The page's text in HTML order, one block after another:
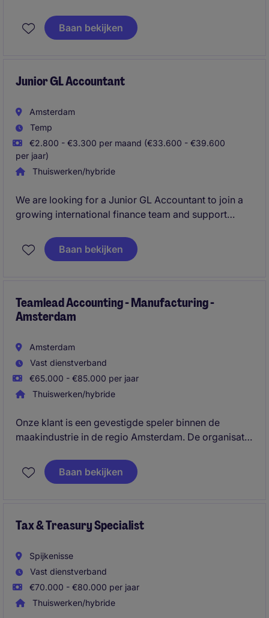
productieomgeving. Je zorgt voor een nauwkeurige
verwerking van inkomstenstromen en ondersteunt bij
Baan bekijken
Junior GL Accountant
Amsterdam
Temp
€2.800 - €3.300 per maand (€33.600 - €39.600
per jaar)
Thuiswerken/hybride
We are looking for a Junior GL Accountant to join a
growing international finance team and support
entities. This is an excellent opportunity for an
ambitious accounting professional with 1-3 years of
in a dynamic multinational environment.
Baan bekijken
Teamlead Accounting - Manufacturing -
Amsterdam
Amsterdam
Vast dienstverband
€65.000 - €85.000 per jaar
Thuiswerken/hybride
Onze klant is een gevestigde speler binnen de
maakindustrie in de regio Amsterdam. De organisatie
levert aan zowel nationale als internationale klanten.
Met een sterke focus op kwaliteit, efficiëntie en
Teamlead Accounting die structuur brengt en het
Baan bekijken
Tax & Treasury Specialist
Spijkenisse
Vast dienstverband
€70.000 - €80.000 per jaar
Thuiswerken/hybride